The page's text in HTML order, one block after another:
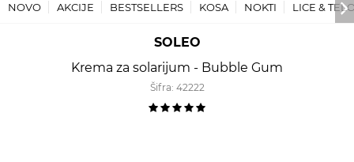
NOVO AKCIJE BESTSELLERS KOSA NOKTI LICE &
SOLEO
Krema za solarijum - Bubble Gum
Šifra: 42222